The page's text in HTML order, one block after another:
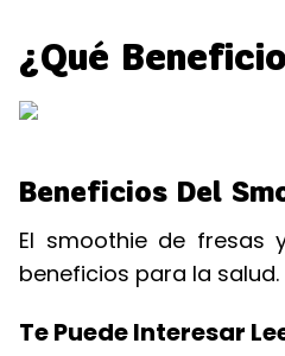
¿Qué
Beneficios Del
El smoothie de fresas
beneficios para la salud.
Te Puede Interesar